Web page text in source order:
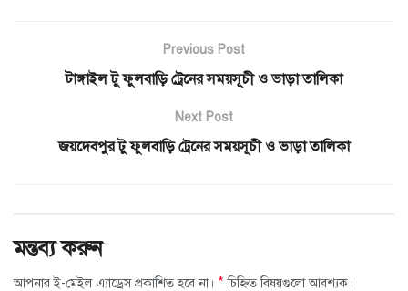
Previous Post
টাঙ্গাইল টু ফুলবাড়ি ট্রেনের সময়সূচী ও ভাড়া তালিকা
Next Post
জয়দেবপুর টু ফুলবাড়ি ট্রেনের সময়সূচী ও ভাড়া তালিকা
মন্তব্য করুন
আপনার ই-মেইল এ্যাড্রেস প্রকাশিত হবে না। * চিহ্নিত বিষয়গুলো আবশ্যক।